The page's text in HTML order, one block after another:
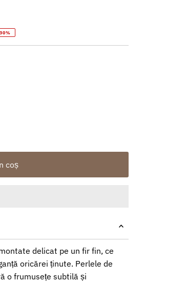
coș
delicat pe un fir fin, ce
oricărei ținute. Perlele de
o frumusețe subtilă și